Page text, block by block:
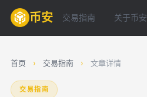
币安 交易指南 关于币安
首页 › 交易指南 › 文章详情
交易指南